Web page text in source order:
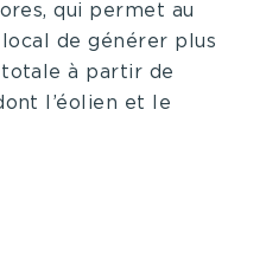
qui permet au
de générer plus
à partir de
l’éolien et le